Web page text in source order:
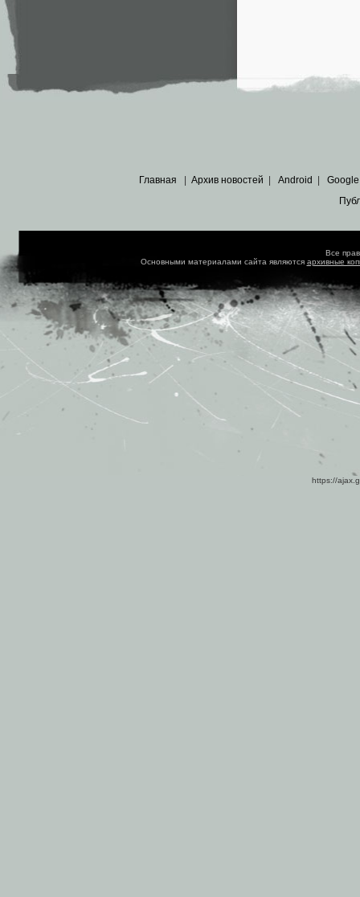
Главная Архив новостей Android Google
Все
Основными материалами сайта являются архивные
https://